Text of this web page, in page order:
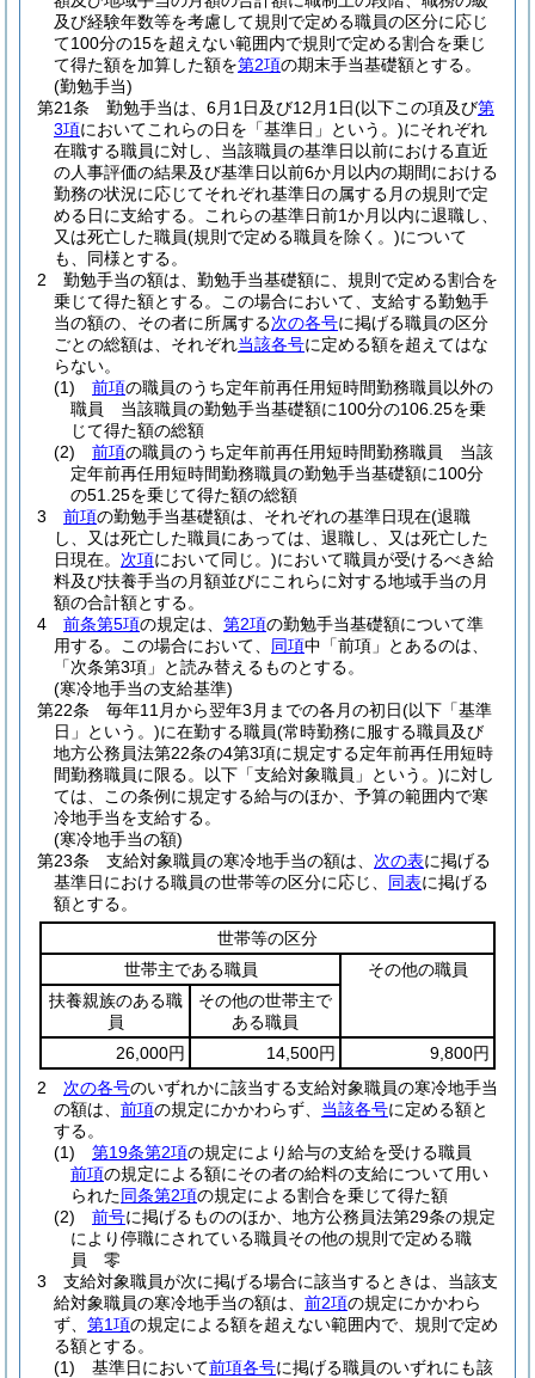
及び経験年数等を考慮して規則で定める職員の区分に応じ
て100分の15を超えない範囲内で規則で定める割合を乗じ
て得た額を加算した額を第2項の期末手当基礎額とする。
(勤勉手当)
第21条
勤勉手当は、6月1日及び12月1日(以下この項及び第
3項においてこれらの日を「基準日」という。)にそれぞれ
在職する職員に対し、当該職員の基準日以前における直近
の人事評価の結果及び基準日以前6か月以内の期間における
勤務の状況に応じてそれぞれ基準日の属する月の規則で定
める日に支給する。
これらの基準日前1か月以内に退職し、
又は死亡した職員(規則で定める職員を除く。)について
も、同様とする。
2
勤勉手当の額は、勤勉手当基礎額に、規則で定める割合を
乗じて得た額とする。
この場合において、支給する勤勉手
当の額の、その者に所属する次の各号に掲げる職員の区分
ごとの総額は、それぞれ当該各号に定める額を超えてはな
らない。
(1)
前項の職員のうち定年前再任用短時間勤務職員以外の
職員 当該職員の勤勉手当基礎額に100分の106.25を乗
じて得た額の総額
(2)
前項の職員のうち定年前再任用短時間勤務職員 当該
定年前再任用短時間勤務職員の勤勉手当基礎額に100分
の51.25を乗じて得た額の総額
3
前項の勤勉手当基礎額は、それぞれの基準日現在(退職
し、又は死亡した職員にあっては、退職し、又は死亡した
日現在。 次項において同じ。)において職員が受けるべき給
料及び扶養手当の月額並びにこれらに対する地域手当の月
額の合計額とする。
4
前条第5項の規定は、 第2項の勤勉手当基礎額について準
用する。
この場合において、 同項中「前項」とあるのは、
「次条第3項」と読み替えるものとする。
(寒冷地手当の支給基準)
第22条
毎年11月から翌年3月までの各月の初日(以下「基準
日」という。)に在勤する職員(常時勤務に服する職員及び
地方公務員法第22条の4第3項に規定する定年前再任用短時
間勤務職員に限る。以下「支給対象職員」という。)に対し
ては、この条例に規定する給与のほか、予算の範囲内で寒
冷地手当を支給する。
(寒冷地手当の額)
第23条
支給対象職員の寒冷地手当の額は、 次の表に掲げる
基準日における職員の世帯等の区分に応じ、 同表に掲げる
額とする。
世帯等の区分
世帯主である職員
その他の職員
扶養親族のある職
員
その他の世帯主で
ある職員
26,000円
14,500円
9,800円
2
次の各号のいずれかに該当する支給対象職員の寒冷地手当
の額は、 前項の規定にかかわらず、 当該各号に定める額と
する。
(1)
第19条第2項の規定により給与の支給を受ける職員
前項の規定による額にその者の給料の支給について用い
られた同条第2項の規定による割合を乗じて得た額
(2)
前号に掲げるもののほか、地方公務員法第29条の規定
により停職にされている職員その他の規則で定める職
員 零
3
支給対象職員が次に掲げる場合に該当するときは、当該支
給対象職員の寒冷地手当の額は、 前2項の規定にかかわら
ず、 第1項の規定による額を超えない範囲内で、規則で定め
る額とする。
(1)
基準日において前項各号に掲げる職員のいずれにも該